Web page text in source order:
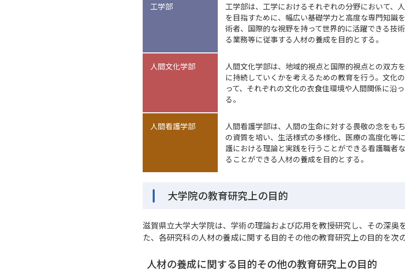
工学部
工学部は、工学におけるそれぞれの分野において、
を目指すために、幅広い基礎学力と高度な専門知識
術者、国際的な視野を持って世界的に活躍できる技
る業務等に従事する人材の養成を目的とする。
人間文化学部
人間文化学部は、地域的視点と国際的視点との双方
に持続していくかを考えるための教育を行う。文化
って、それぞれの文化の衣食住環境や人間関係に沿
る。
人間看護学部
人間看護学部は、人間の生命に対する畏敬の念をも
の資質を培い、生活様式の多様化、医療の高度化等
護における理論と実践を行うことができる看護職者
ることができる人材の養成を目的とする。
大学院の教育研究上の目的
滋賀県立大学大学院は、学術の理論および応用を教授研究し、その深
た、各研究科の人材の養成に関する目的その他の教育研究上の目的を次
人材の養成に関する目的その他の教育研究上の目的